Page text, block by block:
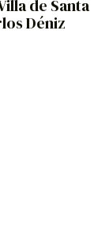
de Santa
Déniz